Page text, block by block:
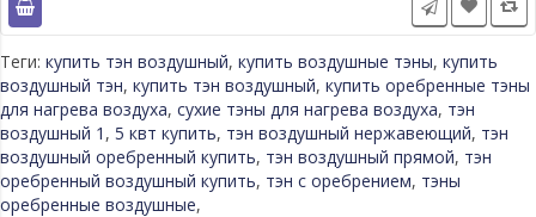
Теги: купить тэн воздушный, купить воздушные тэны, купить
воздушный тэн, купить тэн воздушный, купить оребренные тэны
для нагрева воздуха, сухие тэны для нагрева воздуха, тэн
воздушный 1 , 5 квт купить, тэн воздушный нержавеющий, тэн
воздушный оребренный купить, тэн воздушный прямой, тэн
оребренный воздушный купить, тэн с оребрением, тэны
оребренные воздушные,